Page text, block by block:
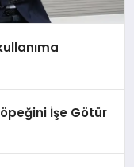
İşe Götür